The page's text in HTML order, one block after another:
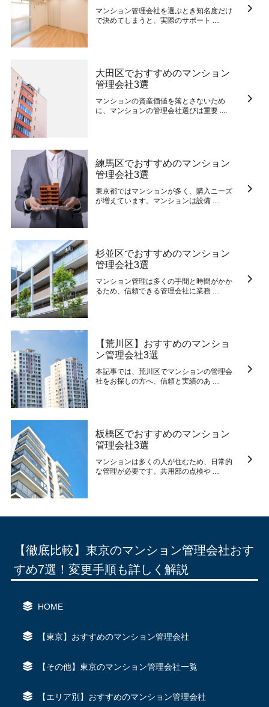
マンション管理会社を選ぶとき知名度だけ
で決めてしまうと、実際のサポート ....
大田区でおすすめのマンション
管理会社3選
マンションの資産価値を落とさないため
に、マンションの管理会社選びは重要 ....
練馬区でおすすめのマンション
管理会社3選
東京都ではマンションが多く、購入ニーズ
が増えています。マンションは設備 ....
杉並区でおすすめのマンション
管理会社3選
マンション管理は多くの手間と時間がかか
るため、信頼できる管理会社に業務 ....
【荒川区】おすすめのマンショ
ン管理会社3選
本記事では、荒川区でマンションの管理会
社をお探しの方へ、信頼と実績のあ ....
板橋区でおすすめのマンション
管理会社3選
マンションは多くの人が住むため、日常的
な管理が必要です。共用部の点検や ....
【徹底比較】東京のマンション管理会社おす
すめ7選！変更手順も詳しく解説
HOME
【東京】おすすめのマンション管理会社
【その他】東京のマンション管理会社一覧
【エリア別】おすすめのマンション管理会社